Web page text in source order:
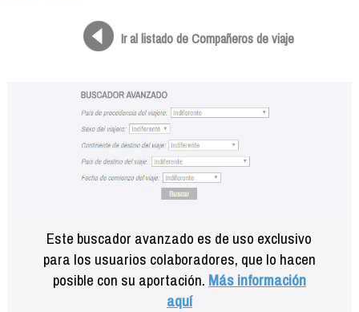
Ir al listado de Compañeros de viaje
Este buscador avanzado es de uso exclusivo
para los usuarios colaboradores, que lo hacen
posible con su aportación. Más información
aquí